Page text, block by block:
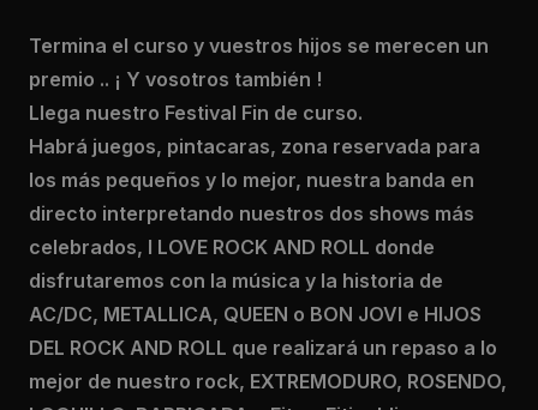
Termina el curso y vuestros hijos se merecen un
premio .. ¡ Y vosotros también !
Llega nuestro Festival Fin de curso.
Habrá juegos, pintacaras, zona reservada para
los más pequeños y lo mejor, nuestra banda en
directo interpretando nuestros dos shows más
celebrados, I LOVE ROCK AND ROLL donde
disfrutaremos con la música y la historia de
AC/DC, METALLICA, QUEEN o BON JOVI e HIJOS
DEL ROCK AND ROLL que realizará un repaso a lo
mejor de nuestro rock, EXTREMODURO, ROSENDO,